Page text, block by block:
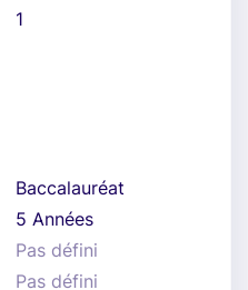
1
Baccalauréat
5 Années
Pas défini
Pas défini